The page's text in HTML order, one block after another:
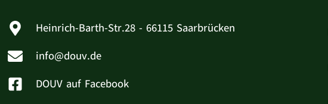
Heinrich-Barth-Str.28 - 66115 Saarbrücken
info@douv.de
DOUV auf Facebook